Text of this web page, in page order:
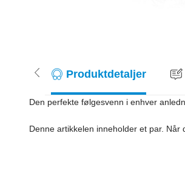
Produktdetaljer
Den perfekte følgesvenn i enhver
Denne artikkelen inneholder et par. Når